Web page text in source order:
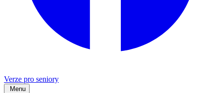
Verze pro seniory
Menu